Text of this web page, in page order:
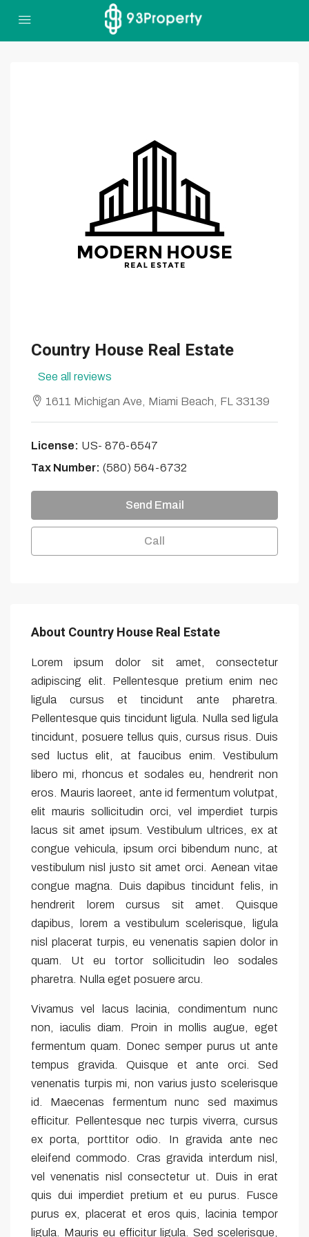
Country House Real Estate
See all reviews
1611 Michigan Ave, Miami Beach, FL 33139
License: US- 876-6547
Tax Number: (580) 564-6732
Send Email
Call
About Country House Real Estate
Lorem ipsum dolor sit amet, consectetur
adipiscing elit. Pellentesque pretium enim nec
ligula cursus et tincidunt ante pharetra.
Pellentesque quis tincidunt ligula. Nulla sed ligula
tincidunt, posuere tellus quis, cursus risus. Duis
sed luctus elit, at faucibus enim. Vestibulum
libero mi, rhoncus et sodales eu, hendrerit non
eros. Mauris laoreet, ante id fermentum volutpat,
elit mauris sollicitudin orci, vel imperdiet turpis
lacus sit amet ipsum. Vestibulum ultrices, ex at
congue vehicula, ipsum orci bibendum nunc, at
vestibulum nisl justo sit amet orci. Aenean vitae
congue magna. Duis dapibus tincidunt felis, in
hendrerit lorem cursus sit amet. Quisque
dapibus, lorem a vestibulum scelerisque, ligula
nisl placerat turpis, eu venenatis sapien dolor in
quam. Ut eu tortor sollicitudin leo sodales
pharetra. Nulla eget posuere arcu.
Vivamus vel lacus lacinia, condimentum nunc
non, iaculis diam. Proin in mollis augue, eget
fermentum quam. Donec semper purus ut ante
tempus gravida. Quisque et ante orci. Sed
venenatis turpis mi, non varius justo scelerisque
id. Maecenas fermentum nunc sed maximus
efficitur. Pellentesque nec turpis viverra, cursus
ex porta, porttitor odio. In gravida ante nec
eleifend commodo. Cras gravida interdum nisl,
vel venenatis nisl consectetur ut. Duis in erat
quis dui imperdiet pretium et eu purus. Fusce
purus ex, placerat et eros quis, lacinia tempor
ligula. Mauris eu efficitur ligula. Sed scelerisque,